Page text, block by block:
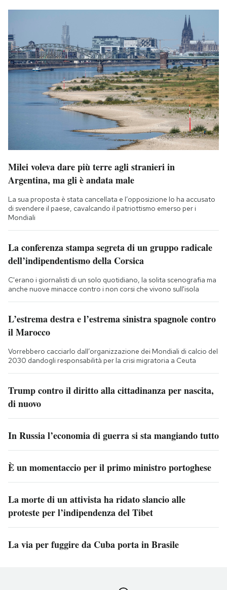
Milei voleva dare più terre agli stranieri in
Argentina, ma gli è andata male
La sua proposta è stata cancellata e l’opposizione lo ha accusato
di svendere il paese, cavalcando il patriottismo emerso per i
Mondiali
La conferenza stampa segreta di un gruppo radicale
dell’indipendentismo della Corsica
C'erano i giornalisti di un solo quotidiano, la solita scenografia ma
anche nuove minacce contro i non corsi che vivono sull'isola
L’estrema destra e l’estrema sinistra spagnole contro
il Marocco
Vorrebbero cacciarlo dall’organizzazione dei Mondiali di calcio del
2030 dandogli responsabilità per la crisi migratoria a Ceuta
Trump contro il diritto alla cittadinanza per nascita,
di nuovo
In Russia l’economia di guerra si sta mangiando tutto
È un momentaccio per il primo ministro portoghese
La morte di un attivista ha ridato slancio alle
proteste per l’indipendenza del Tibet
La via per fuggire da Cuba porta in Brasile